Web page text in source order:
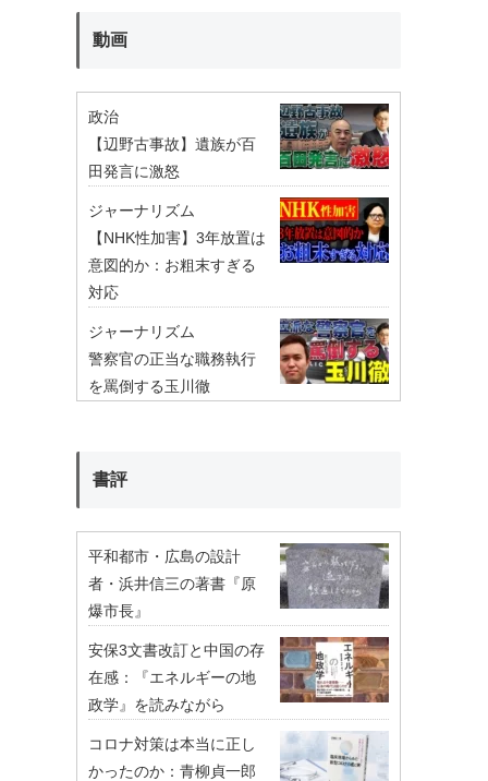
動画
政治
【辺野古事故】遺族が百
田発言に激怒
ジャーナリズム
【NHK性加害】3年放置は
意図的か：お粗末すぎる
対応
ジャーナリズム
警察官の正当な職務執行
を罵倒する玉川徹
書評
平和都市・広島の設計
者・浜井信三の著書『原
爆市長』
安保3文書改訂と中国の存
在感：『エネルギーの地
政学』を読みながら
コロナ対策は本当に正し
かったのか：青柳貞一郎